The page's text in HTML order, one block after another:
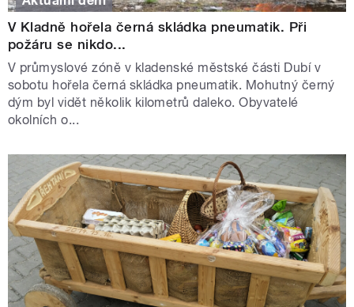
V Kladně hořela černá skládka pneumatik. Při
požáru se nikdo...
V průmyslové zóně v kladenské městské části Dubí v
sobotu hořela černá skládka pneumatik. Mohutný černý
dým byl vidět několik kilometrů daleko. Obyvatelé
okolních o...